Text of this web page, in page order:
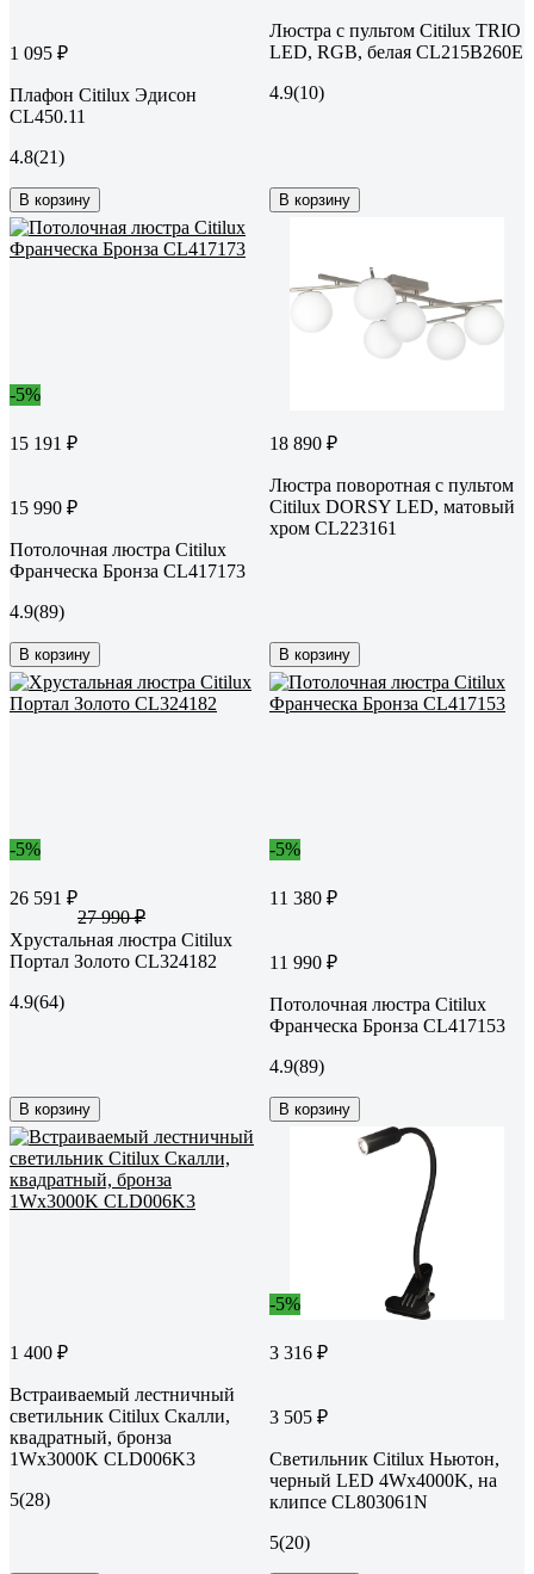
1 095 ₽
Плафон Citilux Эдисон
CL450.11
4.8(21)
В корзину
Люстра с пультом Citilux ТRIO
LED, RGB, белая CL215B260E
4.9(10)
В корзину
-5%
15 191 ₽
15 990 ₽
Потолочная люстра Citilux
Франческа Бронза CL417173
4.9(89)
В корзину
18 890 ₽
Люстра поворотная с пультом
Citilux DORSY LED, матовый
хром CL223161
В корзину
-5%
26 591 ₽
27 990 ₽
Хрустальная люстра Citilux
Портал Золото CL324182
4.9(64)
В корзину
-5%
11 380 ₽
11 990 ₽
Потолочная люстра Citilux
Франческа Бронза CL417153
4.9(89)
В корзину
1 400 ₽
Встраиваемый лестничный
светильник Citilux Скалли,
квадратный, бронза
1Wх3000K CLD006K3
5(28)
-5%
3 316 ₽
3 505 ₽
Светильник Citilux Ньютон,
черный LED 4Wх4000K, на
клипсе CL803061N
5(20)